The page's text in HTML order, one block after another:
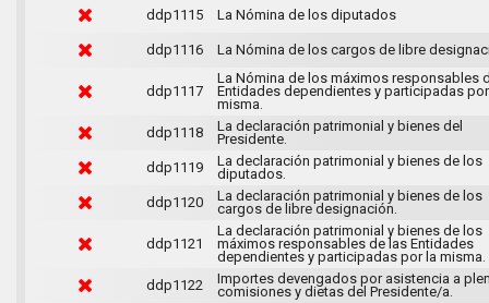
ddp1115 La Nómina de los diputados
ddp1116 La Nómina de los cargos de libre
ddp1117
La Nómina de los máximos responsables
Entidades dependientes y participadas
misma.
ddp1118
La declaración patrimonial y bienes del
Presidente.
ddp1119
La declaración patrimonial y bienes de los
diputados.
ddp1120
La declaración patrimonial y bienes de los
cargos de libre designación.
ddp1121
La declaración patrimonial y bienes de los
máximos responsables de las Entidades
dependientes y participadas por la misma.
ddp1122
Importes devengados por asistencia a
comisiones y dietas del Presidente/a.